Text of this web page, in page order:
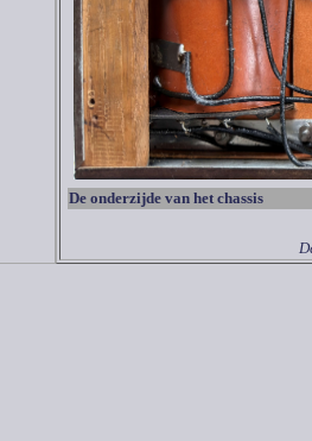
De onderzijde van het chassis